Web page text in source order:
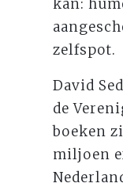
kan:
zelfspot.
David
de
boeken
miljoen